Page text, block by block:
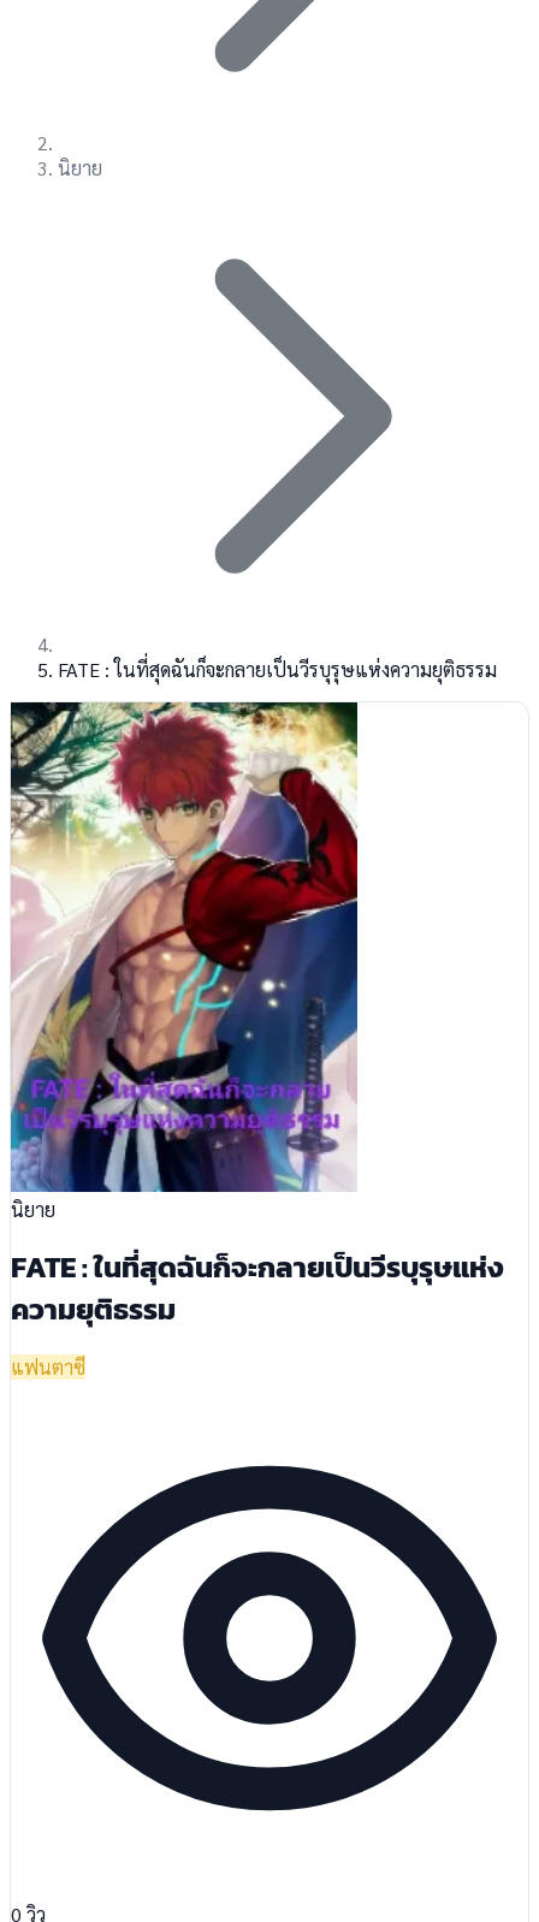
นิยาย
FATE : ในที่สุดฉันก็จะกลายเป็นวีรบุรุษแห่งความยุติธรรม
นิยาย
FATE : ในที่สุดฉันก็จะกลายเป็นวีรบุรุษแห่ง
ความยุติธรรม
แฟนตาซี
0 วิว